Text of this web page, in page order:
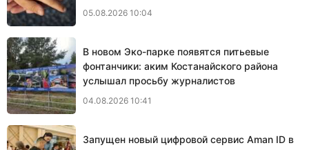
05.08.2026 10:04
В новом Эко-парке появятся питьевые
фонтанчики: аким Костанайского района
услышал просьбу журналистов
04.08.2026 10:41
Запущен новый цифровой сервис Aman ID в